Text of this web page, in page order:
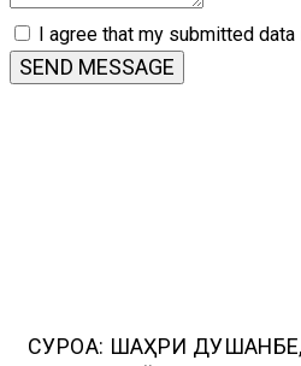
I agree that my submitted
SEND MESSAGE
СУРОҒА: ШАҲРИ ДУШАНБЕ,